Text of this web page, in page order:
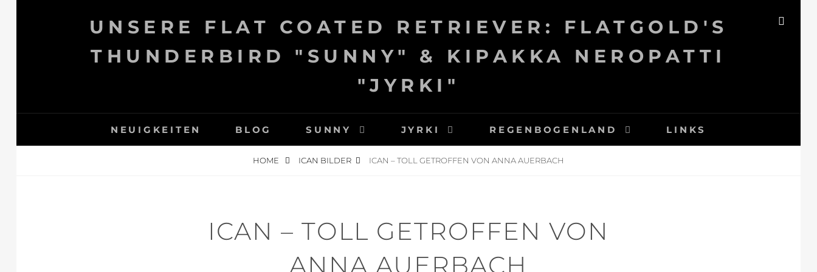
UNSERE FLAT COATED RETRIEVER: FLATGOLD'S
THUNDERBIRD "SUNNY" & KIPAKKA NEROPATTI
"JYRKI"
NEUIGKEITEN BLOG SUNNY JYRKI REGENBOGENLAND LINKS
HOME ICAN BILDER ICAN – TOLL GETROFFEN VON ANNA AUERBACH
ICAN – TOLL GETROFFEN VON
ANNA AUERBACH